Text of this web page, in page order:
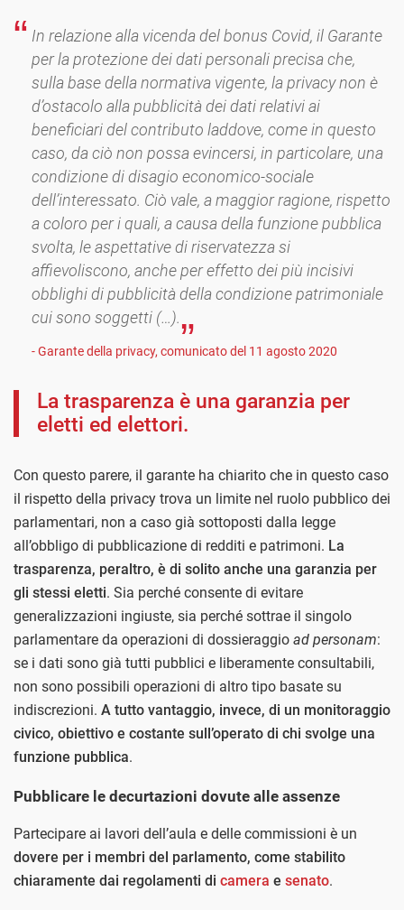
In relazione alla vicenda del bonus Covid, il Garante
per la protezione dei dati personali precisa che,
sulla base della normativa vigente, la privacy non è
d’ostacolo alla pubblicità dei dati relativi ai
beneficiari del contributo laddove, come in questo
caso, da ciò non possa evincersi, in particolare, una
condizione di disagio economico-sociale
dell’interessato. Ciò vale, a maggior ragione, rispetto
a coloro per i quali, a causa della funzione pubblica
svolta, le aspettative di riservatezza si
affievoliscono, anche per effetto dei più incisivi
obblighi di pubblicità della condizione patrimoniale
cui sono soggetti (…).
- Garante della privacy, comunicato del 11 agosto 2020
La trasparenza è una garanzia per
eletti ed elettori.
Con questo parere, il garante ha chiarito che in questo caso
il rispetto della privacy trova un limite nel ruolo pubblico dei
parlamentari, non a caso già sottoposti dalla legge
all’obbligo di pubblicazione di redditi e patrimoni. La
trasparenza, peraltro, è di solito anche una garanzia per
gli stessi eletti. Sia perché consente di evitare
generalizzazioni ingiuste, sia perché sottrae il singolo
parlamentare da operazioni di dossieraggio ad personam:
se i dati sono già tutti pubblici e liberamente consultabili,
non sono possibili operazioni di altro tipo basate su
indiscrezioni. A tutto vantaggio, invece, di un monitoraggio
civico, obiettivo e costante sull’operato di chi svolge una
funzione pubblica.
Pubblicare le decurtazioni dovute alle assenze
Partecipare ai lavori dell’aula e delle commissioni è un
dovere per i membri del parlamento, come stabilito
chiaramente dai regolamenti di camera e senato.